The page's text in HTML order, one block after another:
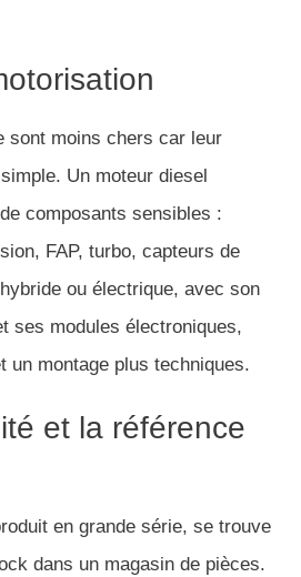
sont moins chers car leur
Un moteur diesel
composants sensibles :
FAP, turbo, capteurs de
ou électrique, avec son
ses modules électroniques,
un montage plus techniques.
et la référence
en grande série, se trouve
dans un magasin de pièces.